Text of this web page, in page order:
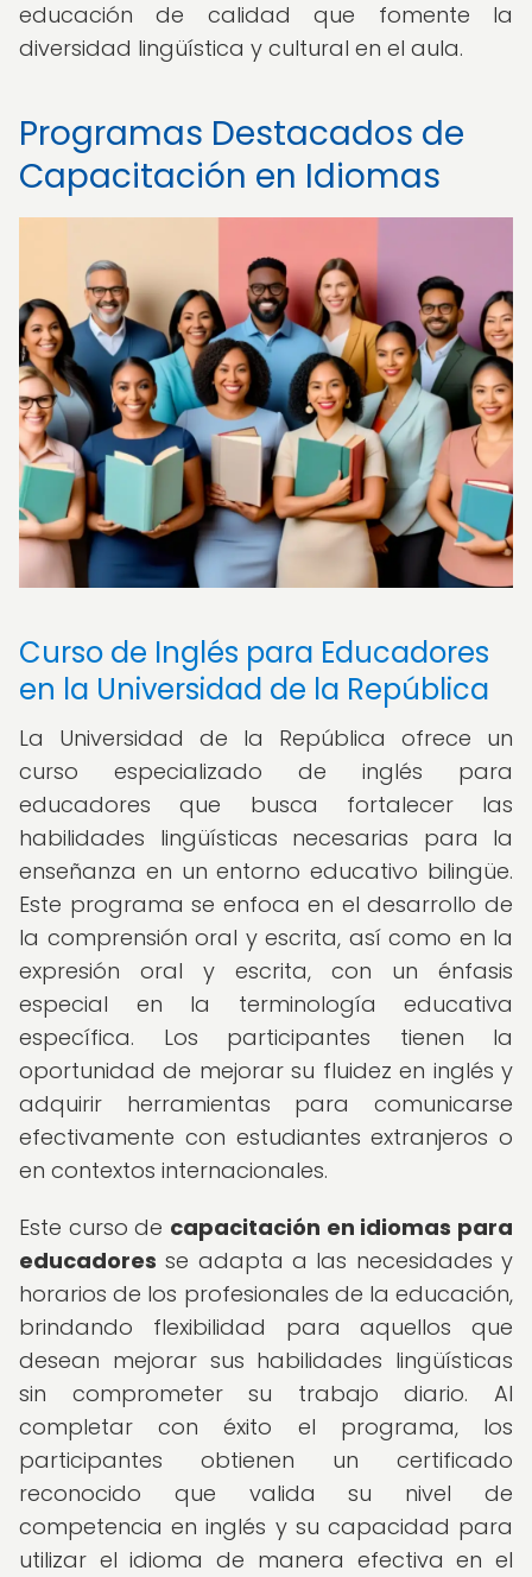
educación de calidad que fomente la
diversidad lingüística y cultural en el aula.
Programas Destacados de
Capacitación en Idiomas
Curso de Inglés para Educadores
en la Universidad de la República
La Universidad de la República ofrece un
curso especializado de inglés para
educadores que busca fortalecer las
habilidades lingüísticas necesarias para la
enseñanza en un entorno educativo bilingüe.
Este programa se enfoca en el desarrollo de
la comprensión oral y escrita, así como en la
expresión oral y escrita, con un énfasis
especial en la terminología educativa
específica. Los participantes tienen la
oportunidad de mejorar su fluidez en inglés y
adquirir herramientas para comunicarse
efectivamente con estudiantes extranjeros o
en contextos internacionales.
Este curso de capacitación en idiomas para
educadores se adapta a las necesidades y
horarios de los profesionales de la educación,
brindando flexibilidad para aquellos que
desean mejorar sus habilidades lingüísticas
sin comprometer su trabajo diario. Al
completar con éxito el programa, los
participantes obtienen un certificado
reconocido que valida su nivel de
competencia en inglés y su capacidad para
utilizar el idioma de manera efectiva en el